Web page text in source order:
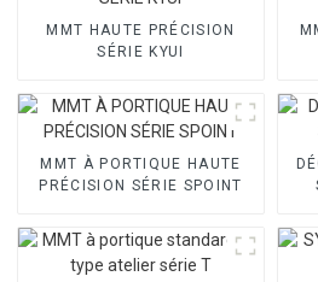
MMT HAUTE PRÉCISION
SÉRIE KYUI
MMT À PORTIQUE HAUTE
PRÉCISION SÉRIE SPOINT